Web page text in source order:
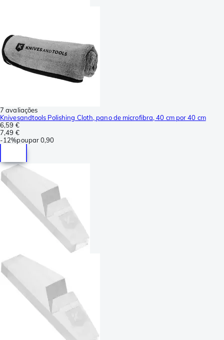
7 avaliações
Knivesandtools Polishing Cloth, pano de microfibra, 40 cm por 40 cm
6,59 €
7,49 €
-12%poupar0,90